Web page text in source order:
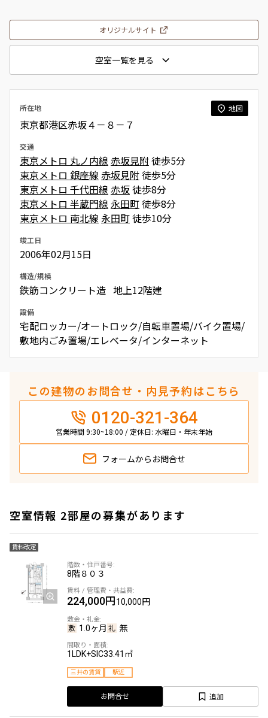
オリジナルサイト
空室一覧を見る
所在地 地図
東京都港区赤坂４－８－７
交通
東京メトロ 丸ノ内線 赤坂見附徒歩5分
東京メトロ 銀座線 赤坂見附徒歩5分
東京メトロ 千代田線 赤坂徒歩8分
東京メトロ 半蔵門線 永田町徒歩8分
東京メトロ 南北線 永田町徒歩10分
竣工日
2006年02月15日
構造/規模
鉄筋コンクリート造 地上12階建
設備
宅配ロッカー/オートロック/自転車置場/バイク置場/
敷地内ごみ置場/エレベータ/インターネット
この建物のお問合せ・内見予約はこちら
0120-321-364
営業時間 9:30~18:00 / 定休日: 水曜日・年末年始
フォームから お問合せ
空室情報 2部屋の募集があります
賃料改定
8階８０３
224,000円10,000円
1.0ヶ月 無
1LDK+SIC33.41㎡
三井の賃貸 駅近
お問合せ 追加